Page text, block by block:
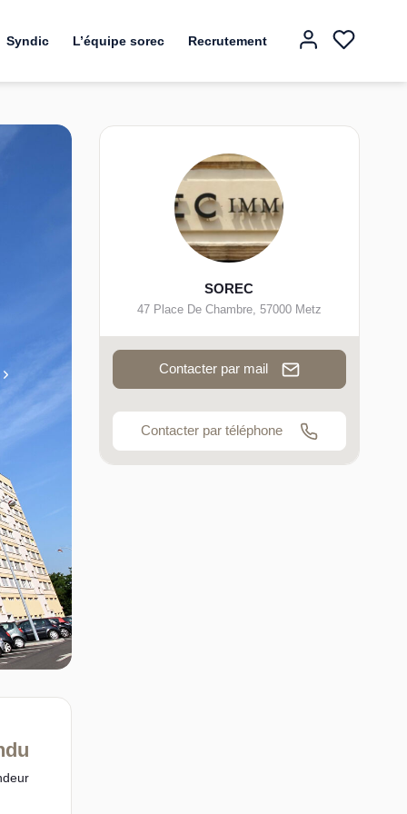
Syndic L’équipe sorec Recrutement
SOREC
47 Place De Chambre, 57000 Metz
Contacter par mail
Contacter par téléphone